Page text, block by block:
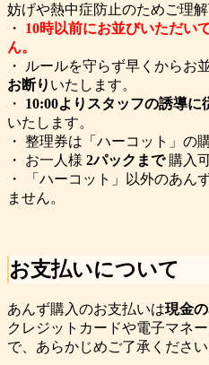
妨げや熱中症防止のためご理解
・ 10時以前にお並びいただい
ん。
・ ルールを守らず早くからお
お断り いたします。
・ 10:00よりスタッフの誘導
いたします。
・ 整理券は「ハーコット」の
・ お一人様 2パックまで購入
・ 「ハーコット」以外のあん
ません。
お支払いについて
あんず購入のお支払いは現金
クレジットカードや電子マネ
で、あらかじめご了承ください